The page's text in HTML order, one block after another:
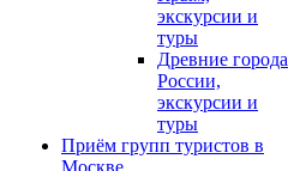
экскурсии и
туры
Древние города
России,
экскурсии и
туры
Приём групп туристов в
Москве